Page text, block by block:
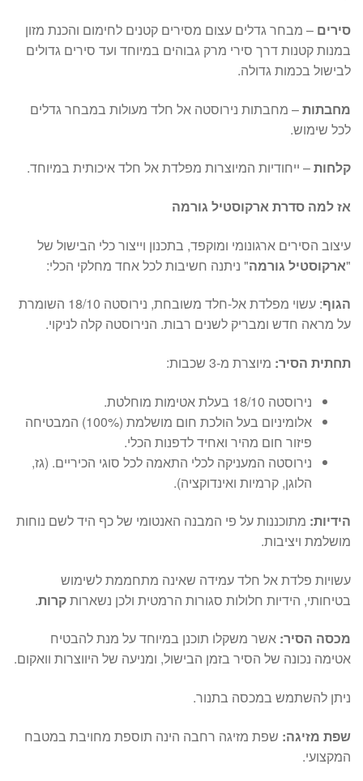
סירים – מבחר גדלים עצום מסירים קטנים לחימום והכנת מזון
במנות קטנות דרך סירי מרק גבוהים במיוחד ועד סירים גדולים
לבישול בכמות גדולה.
מחבתות– מחבתות נירוסטה אל חלד מעולות במבחר גדלים
לכל שימוש.
קלחות– ייחודיות המיוצרות מפלדת אל חלד איכותית במיוחד.
אז למה סדרת ארקוסטיל גורמה
עיצוב הסירים ארגונומי ומוקפד, בתכנון וייצור כלי הבישול של
"ארקוסטיל גורמה" ניתנה חשיבות לכל אחד מחלקי הכלי:
הגוף
: עשוי מפלדת אל-חלד משובחת, נירוסטה 18/10 השומרת
על מראה חדש ומבריק לשנים רבות. הנירוסטה קלה לניקוי.
תחתית הסיר: מיוצרת מ-3 שכבות:
נירוסטה 18/10 בעלת אטימות מוחלטת.
אלומיניום בעל הולכת חום מושלמת (100%) המבטיחה
פיזור חום מהיר ואחיד לדפנות הכלי.
נירוסטה המעניקה לכלי התאמה לכל סוגי הכיריים. (גז,
הלוגן, קרמיות ואינדוקציה).
הידיות: מתוכננות על פי המבנה האנטומי של כף היד לשם נוחות
מושלמת ויציבות.
עשויות פלדת אל חלד עמידה שאינה מתחממת לשימוש
בטיחותי, הידיות חלולות סגורות הרמטית ולכן נשארותקרות.
מכסה הסיר: אשר משקלו תוכנן במיוחד על מנת להבטיח
אטימה נכונה של הסיר בזמן הבישול, ומניעה של היווצרות וואקום.
ניתן להשתמש במכסה בתנור.
שפת מזיגה: שפת מזיגה רחבה הינה תוספת מחויבת במטבח
המקצועי.